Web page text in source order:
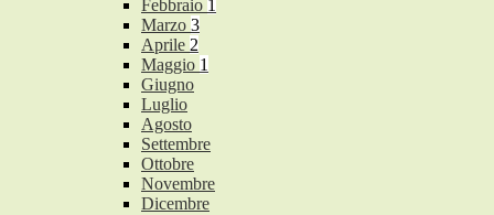
Febbraio 1
Marzo 3
Aprile 2
Maggio 1
Giugno
Luglio
Agosto
Settembre
Ottobre
Novembre
Dicembre